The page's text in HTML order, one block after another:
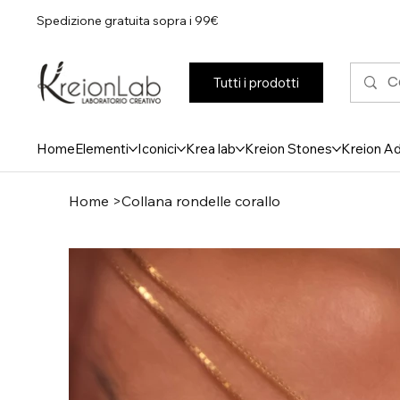
Spedizione gratuita sopra i 99€
Tutti i prodotti
HomeElementi Iconici Krea lab Kreion Stones Kreion
Home >Collana rondelle corallo